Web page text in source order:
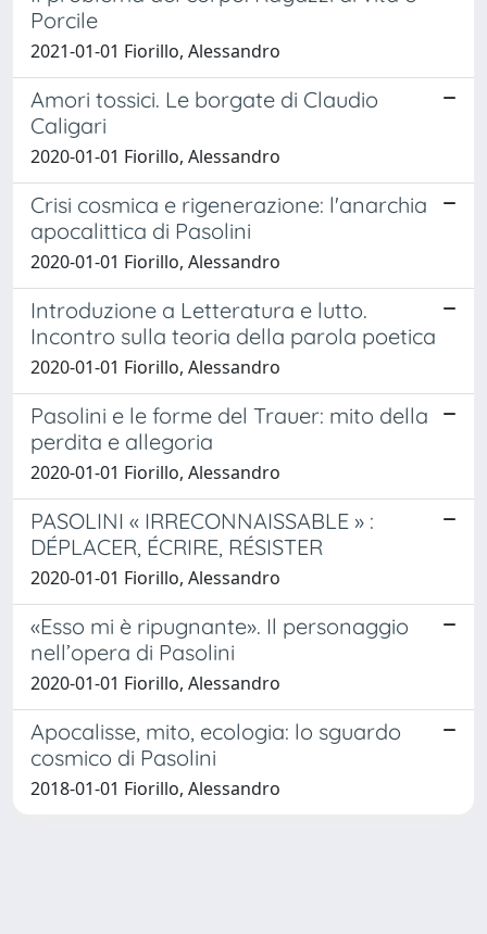
Porcile
2021-01-01 Fiorillo, Alessandro
Amori tossici. Le borgate di Claudio
Caligari
2020-01-01 Fiorillo, Alessandro
Crisi cosmica e rigenerazione: l'anarchia
apocalittica di Pasolini
2020-01-01 Fiorillo, Alessandro
Introduzione a Letteratura e lutto.
Incontro sulla teoria della parola poetica
2020-01-01 Fiorillo, Alessandro
Pasolini e le forme del Trauer: mito della
perdita e allegoria
2020-01-01 Fiorillo, Alessandro
PASOLINI « IRRECONNAISSABLE » :
DÉPLACER, ÉCRIRE, RÉSISTER
2020-01-01 Fiorillo, Alessandro
«Esso mi è ripugnante». Il personaggio
nell’opera di Pasolini
2020-01-01 Fiorillo, Alessandro
Apocalisse, mito, ecologia: lo sguardo
cosmico di Pasolini
2018-01-01 Fiorillo, Alessandro